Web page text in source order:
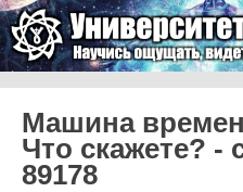
Университет
Машина
Что скажете? -
89178